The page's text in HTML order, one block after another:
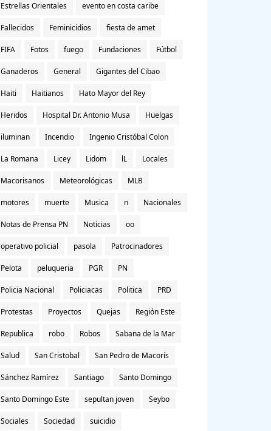
Estrellas Orientales evento en costa caribe
Fallecidos Feminicidios fiesta de amet
FIFA Fotos fuego Fundaciones Fútbol
Ganaderos General Gigantes del Cibao
Haiti Haitianos Hato Mayor del Rey
Heridos Hospital Dr. Antonio Musa Huelgas
iluminan Incendio Ingenio Cristóbal Colon
La Romana Licey Lidom lL Locales
Macorisanos Meteorológicas MLB
motores muerte Musica n Nacionales
Notas de Prensa PN Noticias oo
operativo policial pasola Patrocinadores
Pelota peluqueria PGR PN
Policia Nacional Policiacas Politica PRD
Protestas Proyectos Quejas Región Este
Republica robo Robos Sabana de la Mar
Salud San Cristobal San Pedro de Macorís
Sánchez Ramírez Santiago Santo Domingo
Santo Domingo Este sepultan joven Seybo
Sociales Sociedad suicidio